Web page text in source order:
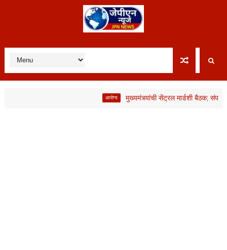
मुख्यमंत्र्यांची सेंट्रल मार्डशी बैठक; संप मागे,